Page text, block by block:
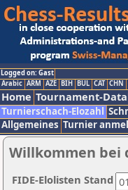
Logged on: Gast
Arabic ARM AZE BIH BUL CAT CHN
Home Tournament-
Turnierschach-Elozahl
Allgemeines Turnier
Willkommen bei
FIDE-Elolisten Stand